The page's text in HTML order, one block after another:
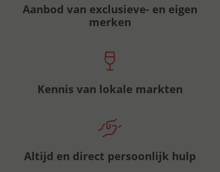
Aanbod van exclusieve- en eigen
merken
Kennis van lokale markten
Altijd en direct persoonlijk hulp